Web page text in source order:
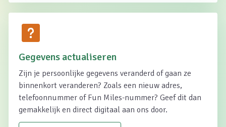
Gegevens actualiseren
Zijn je persoonlijke gegevens veranderd of gaan ze
binnenkort veranderen? Zoals een nieuw adres,
telefoonnummer of Fun Miles-nummer? Geef dit dan
gemakkelijk en direct digitaal aan ons door.